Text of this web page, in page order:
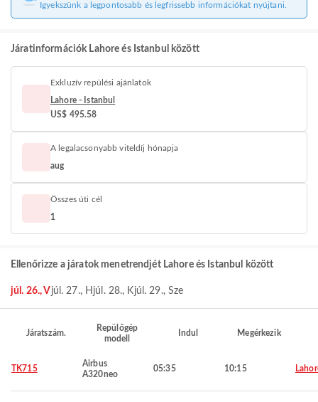
Igyekszünk a legpontosabb és legfrissebb információkat nyújtani.
Járatinformációk Lahore és Istanbul között
Exkluzív repülési ajánlatok
Lahore - Istanbul
US$ 495.58
A legalacsonyabb viteldíj hónapja
aug
Összes úti cél
1
Ellenőrizze a járatok menetrendjét Lahore és Istanbul között
júl. 26., V júl. 27., H júl. 28., Kjúl. 29., Sze
Járatszám.
Repülőgép
modell
Indul Megérkezik
TK715
Airbus
A320neo
05:35 10:15